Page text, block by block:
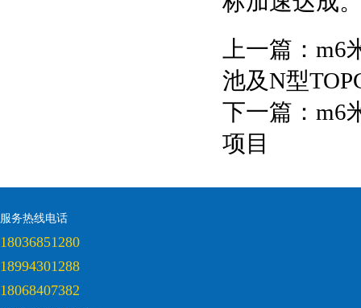
上一篇： m6
池及N型
下一篇： m6
项目
服务热线电话
18036851280
18994301288
18068407382